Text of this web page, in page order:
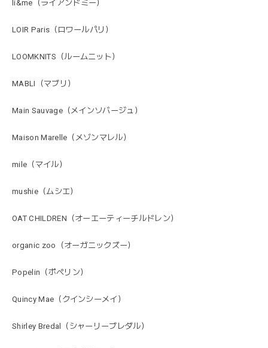
li&me（ライアンドミー）
LOIR Paris（ロワールパリ）
LOOMKNITS（ルームニット）
MABLI（マブリ）
Main Sauvage（メインソバージュ）
Maison Marelle（メゾンマレル）
mile（マイル）
mushie（ムシエ）
OAT CHILDREN（オーエーティーチルドレン）
organic zoo（オーガニックズー）
Popelin（ポペリン）
Quincy Mae（クインシーメイ）
Shirley Bredal（シャーリーブレダル）